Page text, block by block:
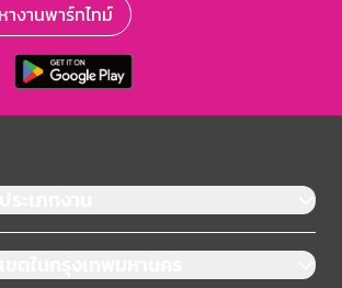
หางานพาร์ทไทม์
ะเภทงาน
ตในกรุงเทพมหานคร